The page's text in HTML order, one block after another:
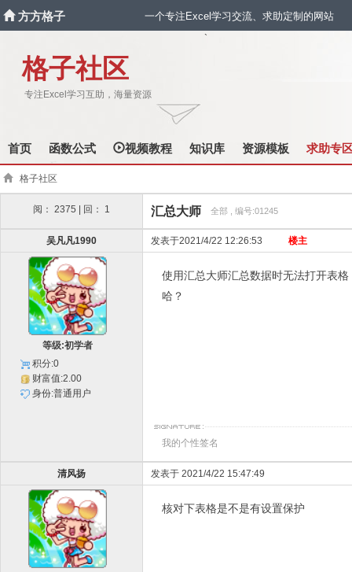
方方格子 一个专注Excel学习交流、求助定制的网站
格子社区
专注Excel学习互助，海量资源
`
首页 函数公式 视频教程 知识库 资源模板 求助专
格子社区
阅： 2375 | 回： 1 汇总大师 全部 , 编号:01245
吴凡凡1990 发表于2021/4/22 12:26:53 楼主
等级:初学者
积分:0
财富值:2.00
身份:普通用户
使用汇总大师汇总数据时无法打开表
哈？
我的个性签名
清风扬 发表于 2021/4/22 15:47:49
核对下表格是不是有设置保护